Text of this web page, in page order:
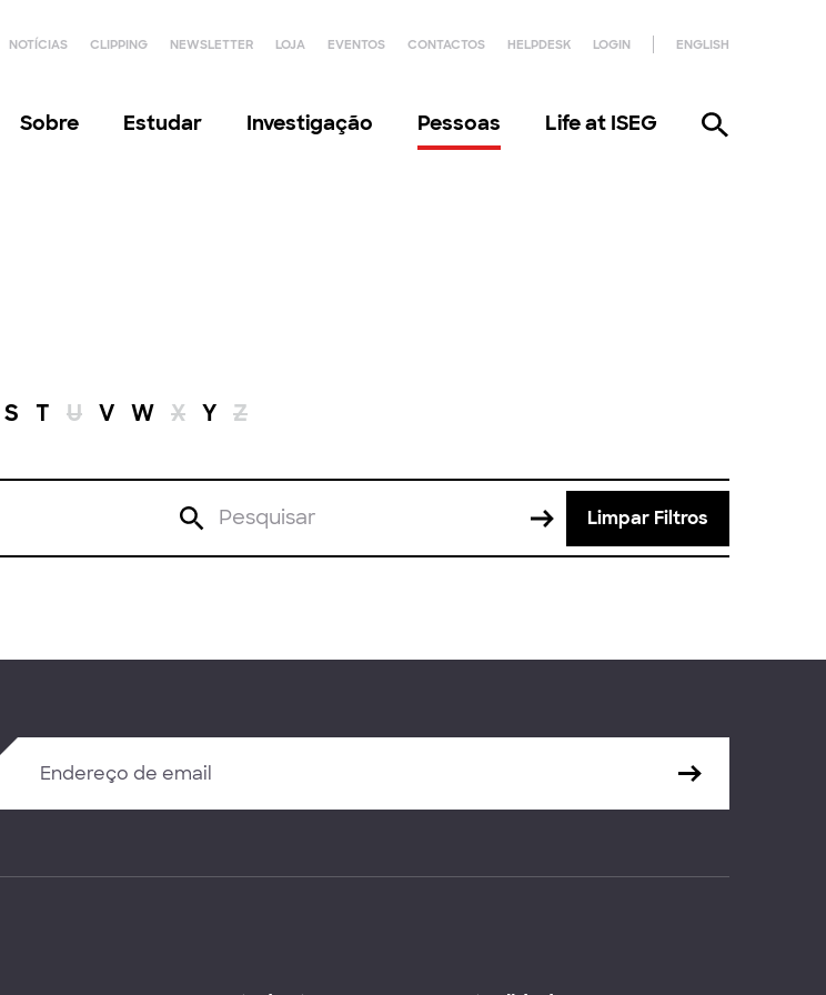
NOTÍCIAS CLIPPING NEWSLETTER LOJA EVENTOS CONTACTOS HELPDESK LOGIN ENGLISH
Sobre Estudar Investigação Pessoas Life at ISEG
S T U V W X Y Z
Limpar Filtros